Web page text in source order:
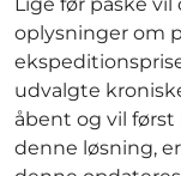
oplysninger om
udvalgte
åbent og vil først
denne løsning,